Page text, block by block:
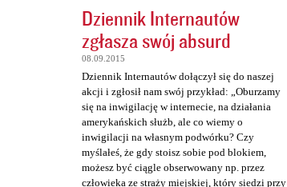
Dziennik Internautów
zgłasza swój absurd
08.09.2015
Dziennik Internautów dołączył się do naszej
akcji i zgłosił nam swój przykład: „Oburzamy
się na inwigilację w internecie, na działania
amerykańskich służb, ale co wiemy o
inwigilacji na własnym podwórku? Czy
myślałeś, że gdy stoisz sobie pod blokiem,
możesz być ciągle obserwowany np. przez
człowieka ze straży miejskiej, który siedzi przy